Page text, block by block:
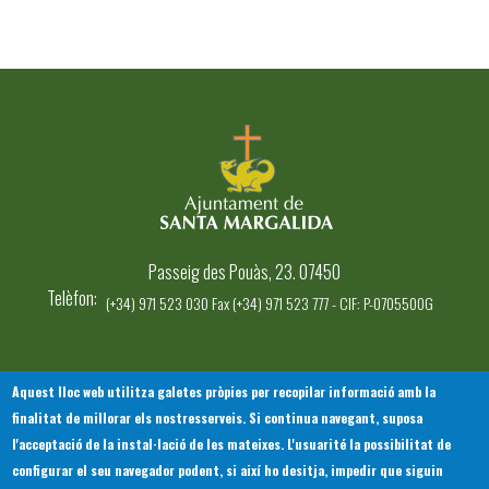
Footer
INICI AJUNTAMENT
EL NOSTRE MUNICIPI
SERVEIS MUNICIPALS
TOTES LES NOTÍCIES
Passeig des Pouàs, 23. 07450
Telèfon
(+34) 971 523 030 Fax (+34) 971 523 777 - CIF: P-0705500G
Aquest lloc web utilitza galetes pròpies per recopilar informació amb la
finalitat de millorar els nostresserveis. Si continua navegant, suposa
l'acceptació de la instal·lació de les mateixes. L'usuarité la possibilitat de
configurar el seu navegador podent, si així ho desitja, impedir que siguin